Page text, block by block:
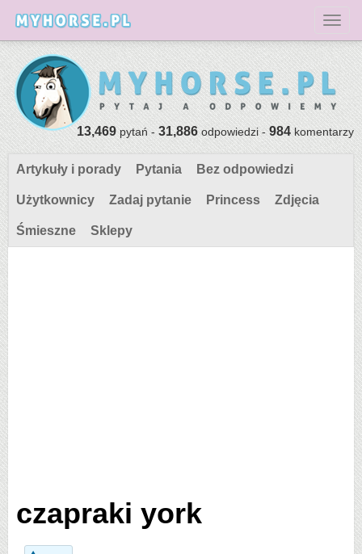
13,469pytań -31,886odpowiedzi -984komentarzy
Artykuły i porady Pytania Bez odpowiedzi
Użytkownicy Zadaj pytanie Princess Zdjęcia
Śmieszne Sklepy
czapraki york